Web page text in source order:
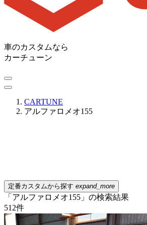
車のカスタムなら
カーチューン
CARTUNE
アルファロメオ155
定番カスタムから探す expand_more
「アルファロメオ155」の検索結果
512件